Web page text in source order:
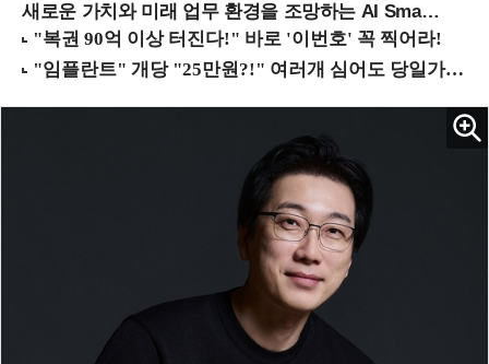
새로운 가치와 미래 업무 환경을 조망하는 AI Smart Work Summit 2026 (9/11 코엑스)